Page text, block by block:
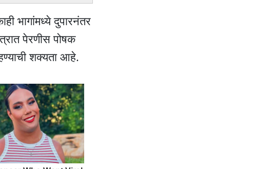
भागांमध्ये दुपारनंतर
पेरणीस पोषक
शक्यता आहे.